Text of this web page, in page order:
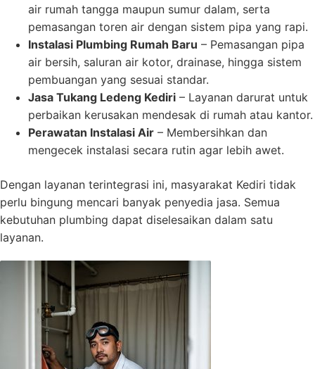
air rumah tangga maupun sumur dalam, serta
pemasangan toren air dengan sistem pipa yang rapi.
Instalasi Plumbing Rumah Baru – Pemasangan pipa
air bersih, saluran air kotor, drainase, hingga sistem
pembuangan yang sesuai standar.
Jasa Tukang Ledeng Kediri – Layanan darurat untuk
perbaikan kerusakan mendesak di rumah atau kantor.
Perawatan Instalasi Air – Membersihkan dan
mengecek instalasi secara rutin agar lebih awet.
Dengan layanan terintegrasi ini, masyarakat Kediri tidak
perlu bingung mencari banyak penyedia jasa. Semua
kebutuhan plumbing dapat diselesaikan dalam satu
layanan.